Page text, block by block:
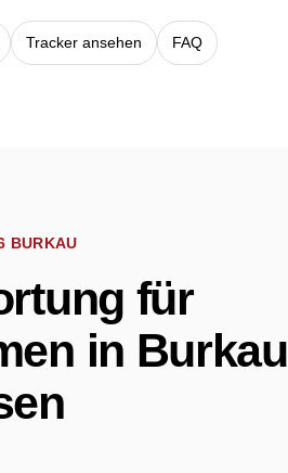
Tracker ansehen FAQ
BURKAU
für
in Burkau